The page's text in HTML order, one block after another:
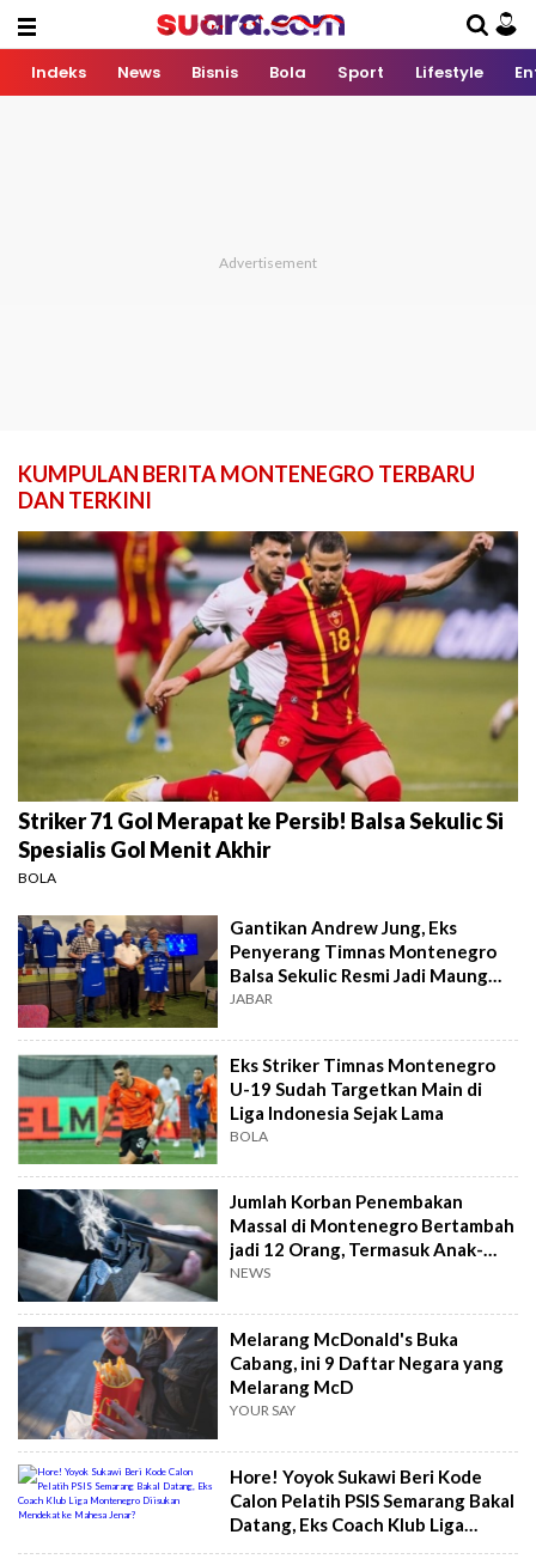
Indeks News Bisnis Bola Sport Lifestyle
KUMPULAN BERITA MONTENEGRO TERBARU
DAN TERKINI
Striker 71 Gol Merapat ke Persib! Balsa Sekulic Si
Spesialis Gol Menit Akhir
BOLA
Gantikan Andrew Jung, Eks
Penyerang Timnas Montenegro
Balsa Sekulic Resmi Jadi Maung
Anyar
JABAR
Eks Striker Timnas Montenegro
U-19 Sudah Targetkan Main di
Liga Indonesia Sejak Lama
BOLA
Jumlah Korban Penembakan
Massal di Montenegro Bertambah
jadi 12 Orang, Termasuk Anak-
anak
NEWS
Melarang McDonald's Buka
Cabang, ini 9 Daftar Negara yang
Melarang McD
YOUR SAY
Hore! Yoyok Sukawi Beri Kode
Calon Pelatih PSIS Semarang Bakal
Datang, Eks Coach Klub Liga